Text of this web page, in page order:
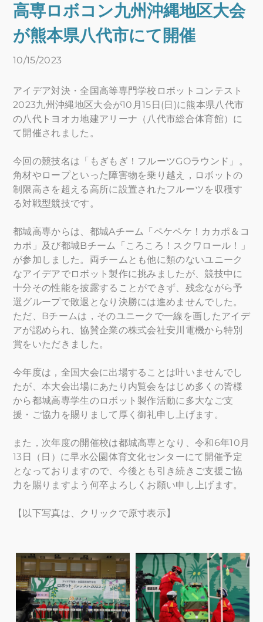
高専ロボコン九州沖縄地区大会
が熊本県八代市にて開催
10/15/2023
アイデア対決・全国高等専門学校ロボットコンテスト
2023九州沖縄地区大会が10月15日(日)に熊本県八代市
の八代トヨオカ地建アリーナ（八代市総合体育館）に
て開催されました。
今回の競技名は「もぎもぎ！フルーツGOラウンド」。
角材やロープといった障害物を乗り越え，ロボットの
制限高さを超える高所に設置されたフルーツを収穫す
る対戦型競技です。
都城高専からは、都城Aチーム「ペケペケ！カカポ＆コ
カポ」及び都城Bチーム「ころころ！スクワロール！」
が参加しました。両チームとも他に類のないユニーク
なアイデアでロボット製作に挑みましたが、競技中に
十分その性能を披露することができず、残念ながら予
選グループで敗退となり決勝には進めませんでした。
ただ、Bチームは，そのユニークで一線を画したアイデ
アが認められ、協賛企業の株式会社安川電機から特別
賞をいただきました。
今年度は，全国大会に出場することは叶いませんでし
たが、本大会出場にあたり内覧会をはじめ多くの皆様
から都城高専学生のロボット製作活動に多大なご支
援・ご協力を賜りまして厚く御礼申し上げます。
また，次年度の開催校は都城高専となり、令和6年10月
13日（日）に早水公園体育文化センターにて開催予定
となっておりますので、今後とも引き続きご支援ご協
力を賜りますよう何卒よろしくお願い申し上げます。
【以下写真は、クリックで原寸表示】